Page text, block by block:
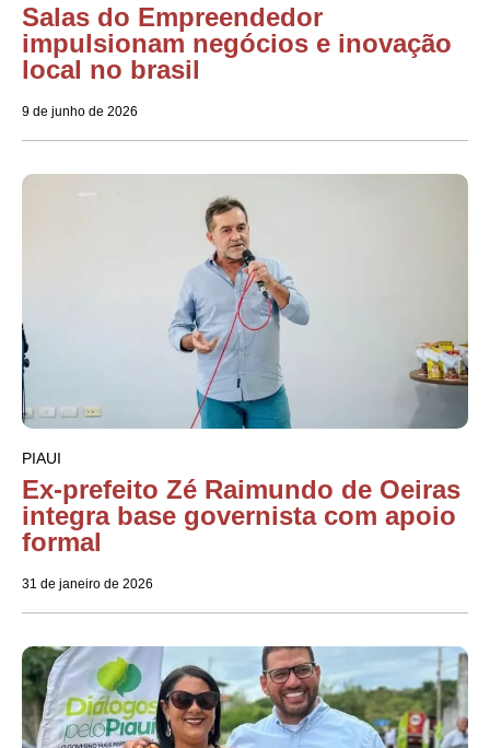
Salas do Empreendedor
impulsionam negócios e inovação
local no brasil
9 de junho de 2026
PIAUI
Ex-prefeito Zé Raimundo de Oeiras
integra base governista com apoio
formal
31 de janeiro de 2026